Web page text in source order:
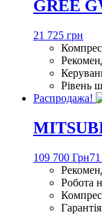
GREE
21 725 грн
Рівень
Распродажа!
109 700 Грн
Робота
Гарантія